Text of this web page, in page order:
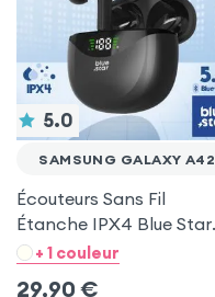
5.0
SAMSUNG GALAXY A42
Écouteurs Sans Fil
Étanche IPX4 Blue Star
Noir pour Samsung
+ 1 couleur
29,90 €